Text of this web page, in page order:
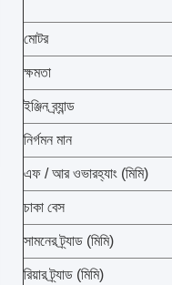
মোটর
ক্ষমতা
ইঞ্জিন ব্র্যান্ড
নির্গমন মান
এফ / আর ওভারহ্যাং (মিমি)
চাকা বেস
সামনের ট্র্যাড (মিমি)
রিয়ার ট্র্যাড (মিমি)